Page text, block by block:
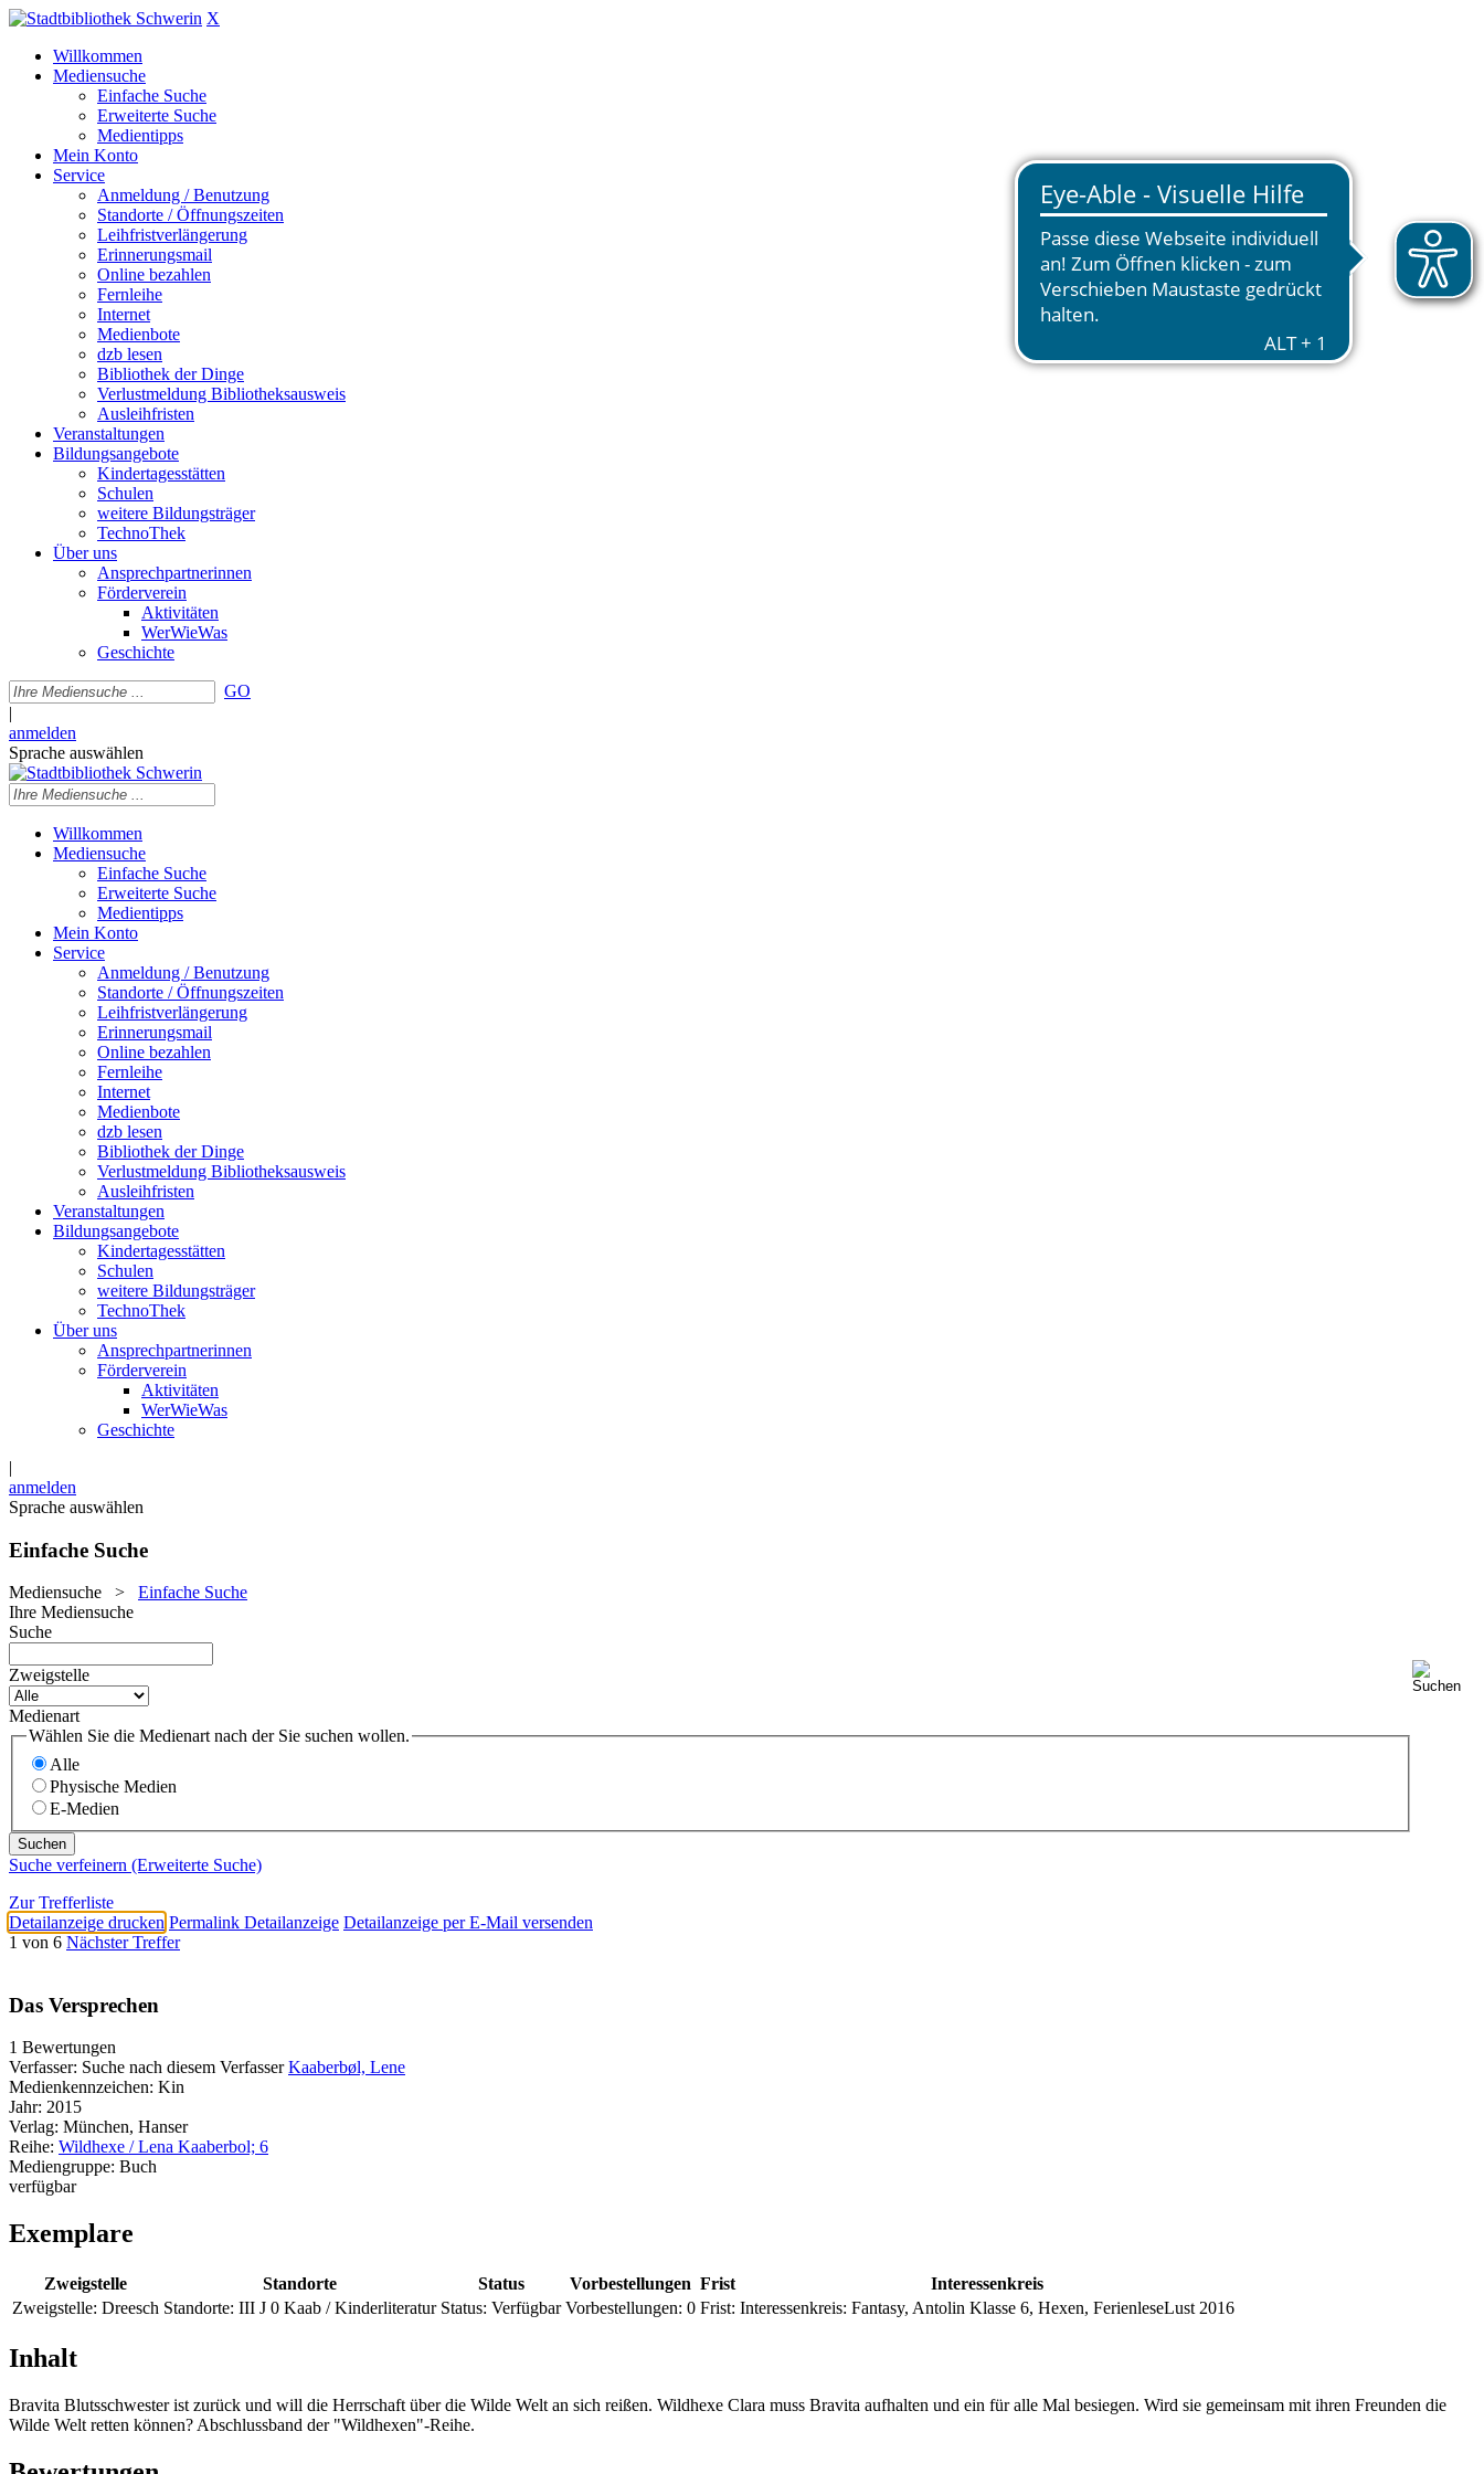
X
Willkommen
Mediensuche
Einfache Suche
Erweiterte Suche
Medientipps
Mein Konto
Service
Anmeldung / Benutzung
Standorte / Öffnungszeiten
Leihfristverlängerung
Erinnerungsmail
Online bezahlen
Fernleihe
Internet
Medienbote
dzb lesen
Bibliothek der Dinge
Verlustmeldung Bibliotheksausweis
Ausleihfristen
Veranstaltungen
Bildungsangebote
Kindertagesstätten
Schulen
weitere Bildungsträger
TechnoThek
Über uns
Ansprechpartnerinnen
Förderverein
Aktivitäten
WerWieWas
Geschichte
GO
|
anmelden
Sprache auswählen
Willkommen
Mediensuche
Einfache Suche
Erweiterte Suche
Medientipps
Mein Konto
Service
Anmeldung / Benutzung
Standorte / Öffnungszeiten
Leihfristverlängerung
Erinnerungsmail
Online bezahlen
Fernleihe
Internet
Medienbote
dzb lesen
Bibliothek der Dinge
Verlustmeldung Bibliotheksausweis
Ausleihfristen
Veranstaltungen
Bildungsangebote
Kindertagesstätten
Schulen
weitere Bildungsträger
TechnoThek
Über uns
Ansprechpartnerinnen
Förderverein
Aktivitäten
WerWieWas
Geschichte
|
anmelden
Sprache auswählen
Einfache Suche
Mediensuche > Einfache Suche
Ihre Mediensuche
Suche
Zweigstelle
Medienart
Wählen Sie die Medienart nach der Sie suchen wollen.
Alle
Physische Medien
E-Medien
Suche verfeinern (Erweiterte Suche)
Zur Trefferliste
Detailanzeige drucken Permalink Detailanzeige Detailanzeige per E-Mail versenden
1 von 6 Nächster Treffer
Das Versprechen
1 Bewertungen
Verfasser: Suche nach diesem Verfasser Kaaberbøl, Lene
Medienkennzeichen: Kin
Jahr: 2015
Verlag: München, Hanser
Reihe: Wildhexe / Lena Kaaberbol; 6
Mediengruppe: Buch
verfügbar
Exemplare
Zweigstelle Standorte Status Vorbestellungen Frist
Interessenkreis
Zweigstelle: Dreesch Standorte: III J 0 Kaab / Kinderliteratur Status: Verfügbar Vorbestellungen: 0 Frist: Interessenkreis: Fantasy, Antolin Klasse 6, Hexen, FerienleseLust 2016
Inhalt
Bravita Blutsschwester ist zurück und will die Herrschaft über die Wilde Welt an sich reißen. Wildhexe Clara muss Bravita aufhalten und ein für alle Mal besiegen. Wird sie gemeinsam mit ihren Freunden die
Wilde Welt retten können? Abschlussband der "Wildhexen"-Reihe.